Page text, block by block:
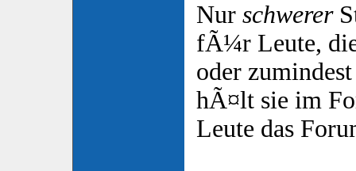
Nur schwerer
fÃ¼r Leute,
oder
hÃ¤lt sie im
Leute das